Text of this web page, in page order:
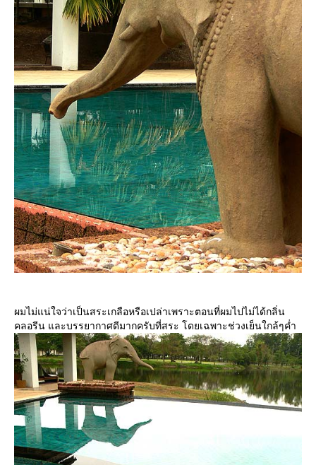
ผมไม่แน่ใจว่าเป็นสระเกลือหรือเปล่าเพราะตอนที่ผมไปไม่ได้กลิ่น
คลอรีน และบรรยากาศดีมากครับที่สระ โดยเฉพาะช่วงเย็นใกล้ๆค่ำ